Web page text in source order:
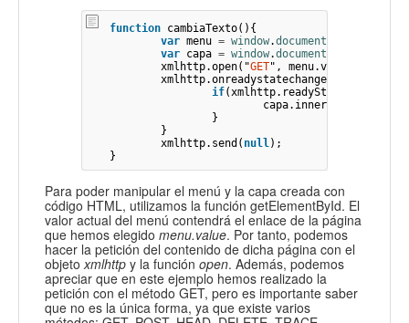
function cambiaTexto(){
var menu = window.document
var capa = window.document
xmlhttp.open( "GET" , menu.value
xmlhttp.onreadystatechange
if(xmlhttp. readyState
capa. innerHTML
}
}
xmlhttp. send ( null);
}
Para poder manipular el menú y la capa creada con
código HTML, utilizamos la función getElementById. El
valor actual del menú contendrá el enlace de la página
que hemos elegido menu.value. Por tanto, podemos
hacer la petición del contenido de dicha página con el
objetoxmlhttp y la función open. Además, podemos
apreciar que en este ejemplo hemos realizado la
petición con el método GET, pero es importante saber
que no es la única forma, ya que existe varios